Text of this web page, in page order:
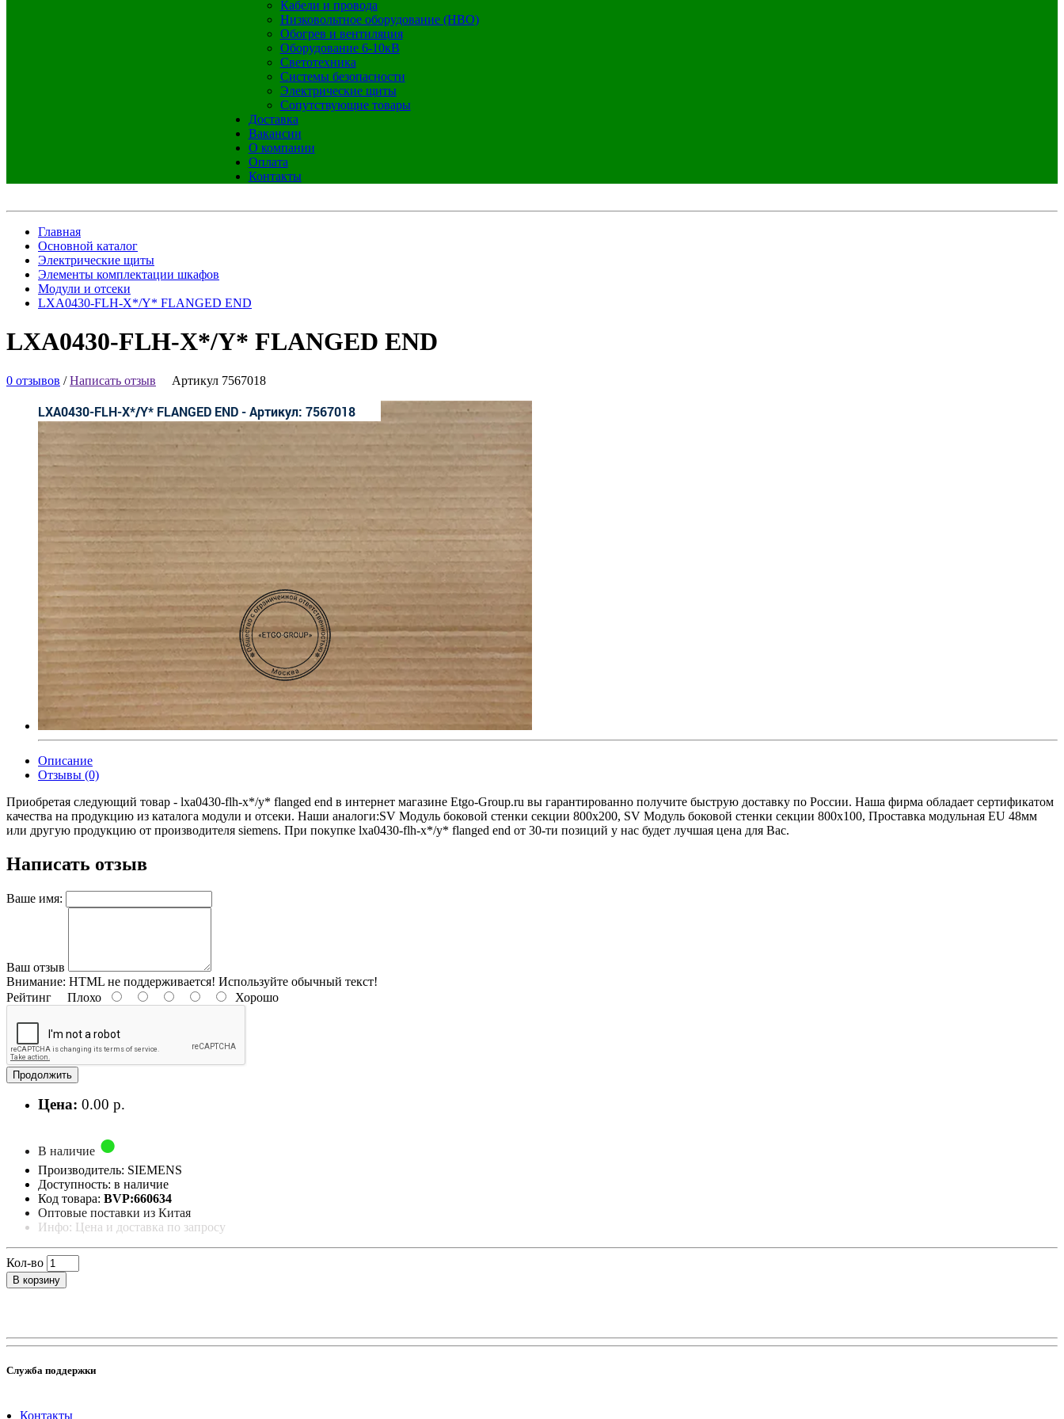
Кабели и провода
Низковольтное оборудование (НВО)
Обогрев и вентиляция
Оборудование 6-10кВ
Светотехника
Системы безопасности
Электрические щиты
Сопутствующие товары
Доставка
Вакансии
О компании
Оплата
Контакты
Главная
Основной каталог
Электрические щиты
Элементы комплектации шкафов
Модули и отсеки
LXA0430-FLH-X*/Y* FLANGED END
LXA0430-FLH-X*/Y* FLANGED END
0 отзывов /Написать отзыв Артикул 7567018
Описание
Отзывы (0)
Приобретая следующий товар - lxa0430-flh-x*/y* flanged end в интернет магазине Etgo-Group.ru вы гарантированно получите быструю доставку по России. Наша фирма обладает сертификатом
качества на продукцию из каталога модули и отсеки. Наши аналоги:SV Модуль боковой стенки секции 800x200, SV Модуль боковой стенки секции 800x100, Проставка модульная EU 48мм
или другую продукцию от производителя siemens. При покупке lxa0430-flh-x*/y* flanged end от 30-ти позиций у нас будет лучшая цена для Вас.
Написать отзыв
Ваше имя:
Ваш отзыв
Внимание: HTML не поддерживается! Используйте обычный текст!
Рейтинг Плохо Хорошо
Продолжить
Цена: 0.00 р.
В наличие
Производитель: SIEMENS
Доступность: в наличие
Код товара: BVP:660634
Оптовые поставки из Китая
Инфо: Цена и доставка по запросу
Кол-во
В корзину
Служба поддержки
Контакты